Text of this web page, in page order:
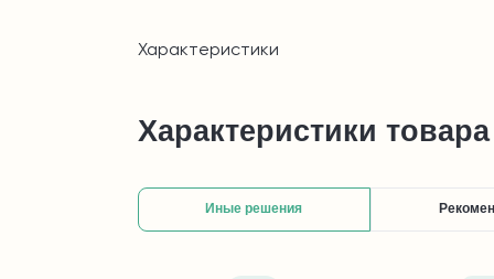
Характеристики
Характеристики товара
Иные решения